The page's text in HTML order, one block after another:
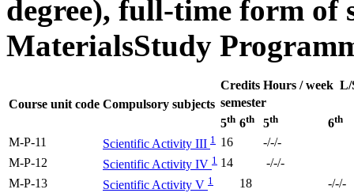
degree), full-time form of
MaterialsStudy
Course unit code Compulsory subjects
Credits Hours / week
semester
5th 6th 5th 6th
M-P-11 Scientific Activity III 1 16
-/-/-
M-P-12
Scientific Activity IV 1 14
-/-/-
M-P-13
Scientific Activity V 1 18
-/-/-